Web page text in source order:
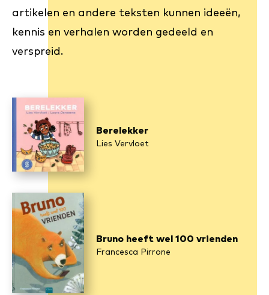
artikelen en andere teksten kunnen ideeën,
kennis en verhalen worden gedeeld en
verspreid.
Berelekker
Lies Vervloet
Bruno heeft wel 100 vrienden
Francesca Pirrone